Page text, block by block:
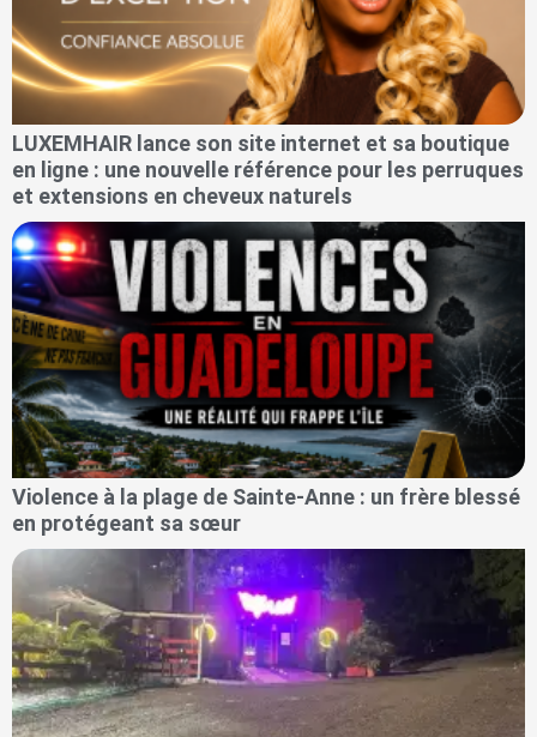
LUXEMHAIR lance son site internet et sa boutique
en ligne : une nouvelle référence pour les perruques
et extensions en cheveux naturels
Violence à la plage de Sainte-Anne : un frère blessé
en protégeant sa sœur